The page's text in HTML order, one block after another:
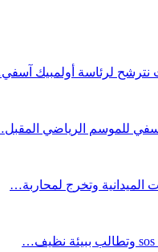
نترشح لرئاسة أولمبيك
آسفي للموسم الرياضي
وتخرج لمحاربة…